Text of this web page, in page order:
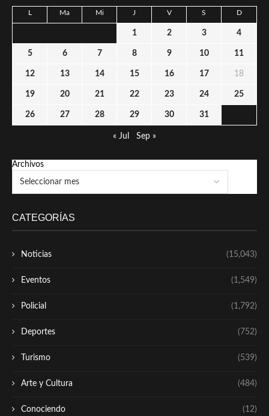
L Ma Mi J V S D
1 2 3 4
5 6 7 8 9 10 11
12 13 14 15 16 17 18
19 20 21 22 23 24 25
26 27 28 29 30 31
« Jul Sep »
Archivos
CATEGORÍAS
Noticias (15,043)
Eventos (1,549)
Policial (1,792)
Deportes (752)
Turismo (539)
Arte y Cultura (484)
Conociendo (12)